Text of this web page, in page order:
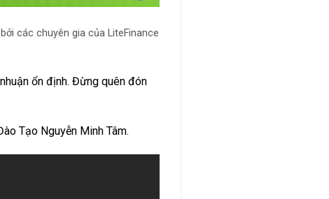
các chuyên gia của LiteFinance
ổn định. Đừng quên đón
Tạo Nguyễn Minh Tâm.